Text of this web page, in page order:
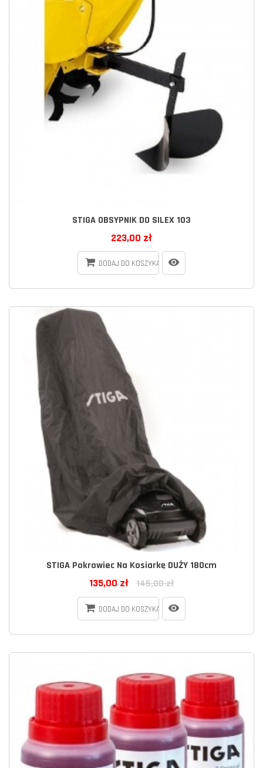
STIGA OBSYPNIK DO SILEX 103
223,00 zł
DODAJ DO KOSZYKA
STIGA Pokrowiec Na Kosiarkę DUŻY 180cm
135,00 zł 145,00 zł
DODAJ DO KOSZYKA